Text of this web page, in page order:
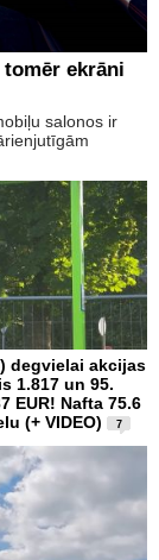
ekrāni
salonos ir
degvielai akcijas
1.817 un 95.
EUR! Nafta 75.6
(+ VIDEO)
7